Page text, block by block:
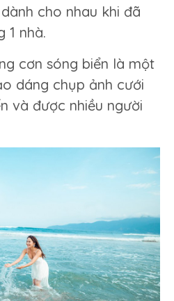
cho nhau khi đã
1 nhà.
cơn sóng biển là một
dáng chụp ảnh cưới
và được nhiều người